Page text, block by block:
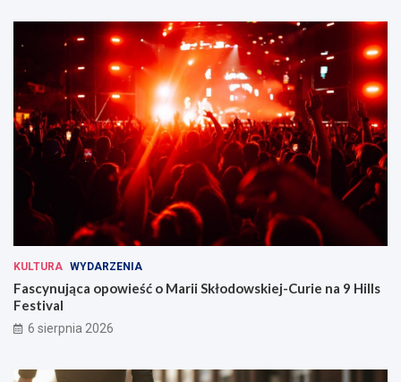
KULTURA WYDARZENIA
Fascynująca opowieść o Marii Skłodowskiej-Curie na 9 Hills
Festival
6 sierpnia 2026